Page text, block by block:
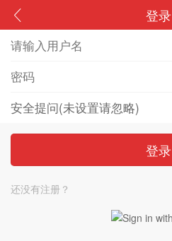
登录
登录
还没有注册？